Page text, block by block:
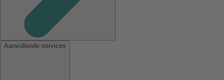
Aanvullende services